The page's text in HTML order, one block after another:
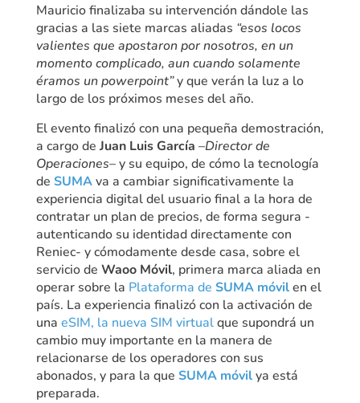
Mauricio finalizaba su intervención dándole las
gracias a las siete marcas aliadas “esos locos
valientes que apostaron por nosotros, en un
momento complicado, aun cuando solamente
éramos un powerpoint”y que verán la luz a lo
largo de los próximos meses del año.
El evento finalizó con una pequeña demostración,
a cargo de Juan Luis García –Director de
Operaciones– y su equipo, de cómo la tecnología
de SUMAva a cambiar significativamente la
experiencia digital del usuario final a la hora de
contratar un plan de precios, de forma segura -
autenticando su identidad directamente con
Reniec- y cómodamente desde casa, sobre el
servicio de Waoo Móvil, primera marca aliada en
operar sobre la Plataforma de SUMA móvilen el
país. La experiencia finalizó con la activación de
una eSIM, la nueva SIM virtualque supondrá un
cambio muy importante en la manera de
relacionarse de los operadores con sus
abonados, y para la que SUMA móvilya está
preparada.